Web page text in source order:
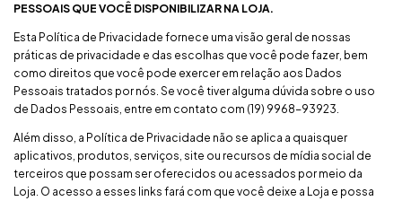
PESSOAIS QUE VOCÊ DISPONIBILIZAR NA LOJA.
Esta Política de Privacidade fornece uma visão geral de nossas
práticas de privacidade e das escolhas que você pode fazer, bem
como direitos que você pode exercer em relação aos Dados
Pessoais tratados por nós. Se você tiver alguma dúvida sobre o uso
de Dados Pessoais, entre em contato com (19) 9968-93923.
Além disso, a Política de Privacidade não se aplica a quaisquer
aplicativos, produtos, serviços, site ou recursos de mídia social de
terceiros que possam ser oferecidos ou acessados por meio da
Loja. O acesso a esses links fará com que você deixe a Loja e possa